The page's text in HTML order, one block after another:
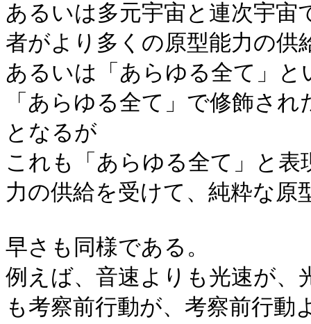
あるいは多元宇宙と連次宇宙
者がより多くの原型能力の
あるいは「あらゆる全て」
「あらゆる全て」で修飾さ
となるが
これも「あらゆる全て」と
力の供給を受けて、純粋な
早さも同様である。
例えば、音速よりも光速が、
も考察前行動が、考察前行